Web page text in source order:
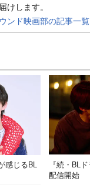
けします。
ンド映画部の記事一
感じるBL
『続・BL
配信開始